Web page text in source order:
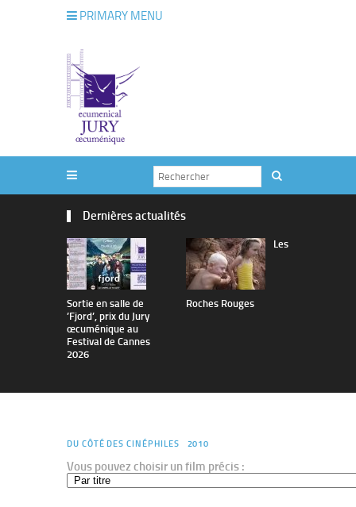
PRIMARY MENU
Dernières actualités
Sortie en salle de
’Fjord’, prix du Jury
œcuménique au
Festival de Cannes
2026
Les
Roches Rouges
DU CÔTÉ DES CINÉPHILES 2010
Vous pouvez choisir un film précis :